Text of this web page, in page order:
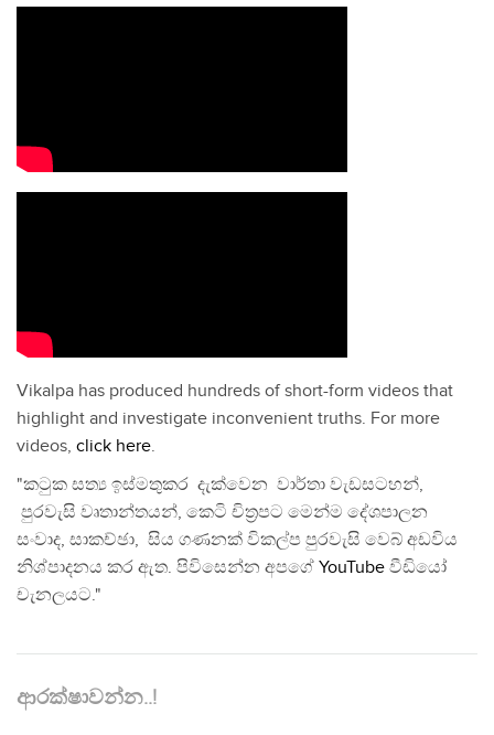
Vikalpa has produced hundreds of short-form videos that
highlight and investigate inconvenient truths. For more
videos, click here.
"කටුක සත්‍ය ඉස්මතුකර දැක්වෙන වාර්තා වැඩසටහන්,
පුරවැසි වෘතාන්තයන්, කෙටි චිත්‍රපට මෙන්ම දේශපාලන
සංවාද, සාකච්ඡා, සිය ගණනක් විකල්ප පුරවැසි වෙබ් අඩවිය
නිශ්පාදනය කර ඇත. පිවිසෙන්න අපගේ YouTube වීඩියෝ
චැනලයට."
ආරක්ෂාවන්න..!